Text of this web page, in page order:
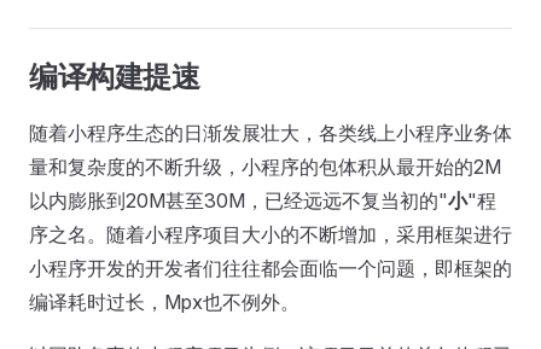
编译构建提速
随着小程序生态的日渐发展壮大，各类线上小程序业务体
量和复杂度的不断升级，小程序的包体积从最开始的2M
以内膨胀到20M甚至30M，已经远远不复当初的"小"程
序之名。随着小程序项目大小的不断增加，采用框架进行
小程序开发的开发者们往往都会面临一个问题，即框架的
编译耗时过长，Mpx也不例外。